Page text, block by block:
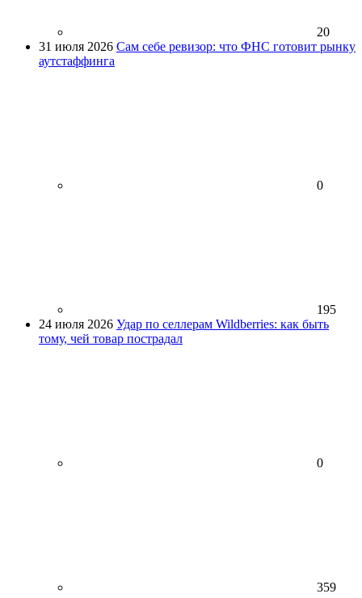
20
31 июля 2026 Сам себе ревизор: что ФНС готовит рынку
аутстаффинга
0
195
24 июля 2026 Удар по селлерам Wildberries: как быть
тому, чей товар пострадал
0
359